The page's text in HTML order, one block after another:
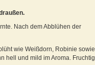
Nach dem Abblühen der
wie Weißdorn, Robinie sowie
hell und mild im Aroma. Fruchtig